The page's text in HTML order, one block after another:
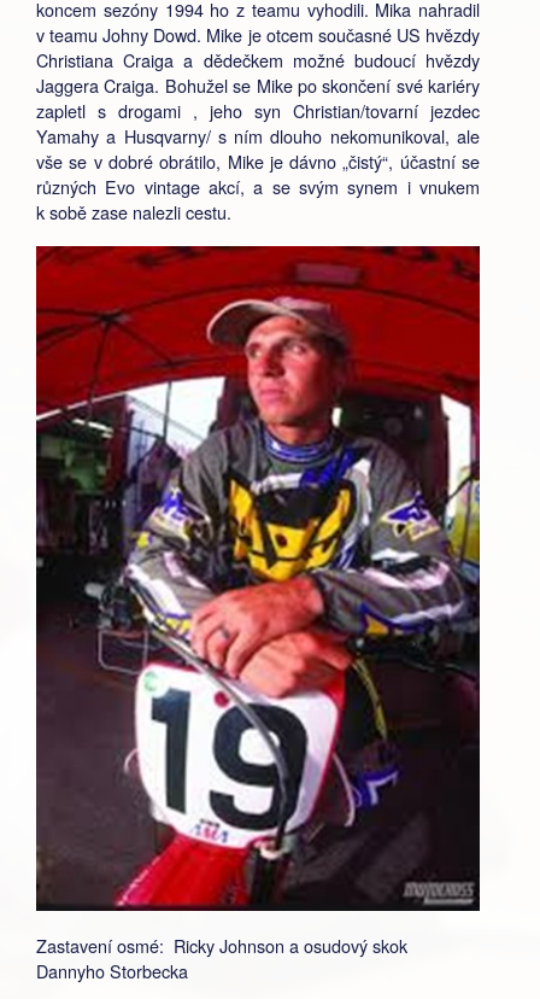
koncem sezóny 1994 ho z teamu vyhodili. Mika nahradil
v teamu Johny Dowd. Mike je otcem současné US hvězdy
Christiana Craiga a dědečkem možné budoucí hvězdy
Jaggera Craiga. Bohužel se Mike po skončení své kariéry
zapletl s drogami , jeho syn Christian/tovarní jezdec
Yamahy a Husqvarny/ s ním dlouho nekomunikoval, ale
vše se v dobré obrátilo, Mike je dávno „čistý“, účastní se
různých Evo vintage akcí, a se svým synem i vnukem
k sobě zase nalezli cestu.
Zastavení osmé: Ricky Johnson a osudový skok
Dannyho Storbecka